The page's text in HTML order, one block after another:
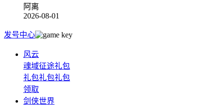
阿离
2026-08-01
发号中心
风云
魂域征途礼包
礼包礼包礼包
领取
剑侠世界